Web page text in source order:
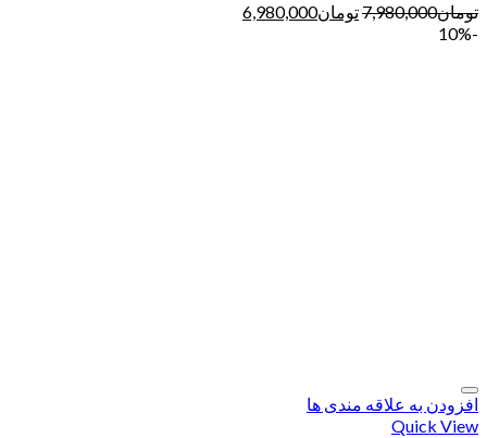
تومان7,980,000تومان6,980,000
-10%
افزودن به علاقه مندی ها
Quick View